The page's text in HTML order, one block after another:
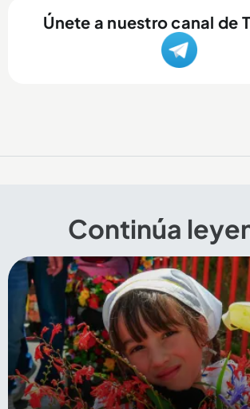
Únete a nuestro canal de
Continúa